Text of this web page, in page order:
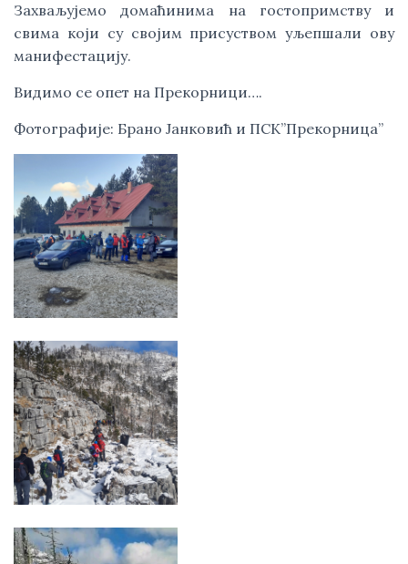
Захваљујемо домаћинима на гостопримству и
свима који су својим присуством уљепшали ову
манифестацију.
Видимо се опет на Прекорници….
Фотографије: Брано Јанковић и ПСК”Прекорница”